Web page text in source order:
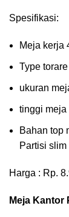
Spesifikasi:
Meja kerja
Type
ukuran
tinggi meja
Bahan top
Partisi
Harga : Rp.
Meja Kantor